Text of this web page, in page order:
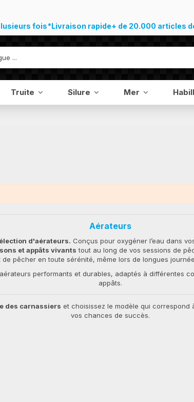
fois*Livraison rapide+ de 20.000 articles
Truite Silure Mer
Aérateurs
d'aérateurs. Conçus pour oxygéner l’eau dans
et appâts vivants tout au long de vos sessions de
de pêcher en toute sérénité, même lors de longues
performants et durables, adaptés à différentes
appâts.
des carnassiers et choisissez le modèle qui correspond
vos chances de succès.